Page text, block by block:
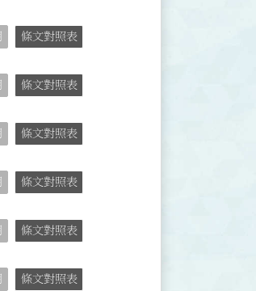
條文對照表
條文對照表
條文對照表
條文對照表
條文對照表
條文對照表